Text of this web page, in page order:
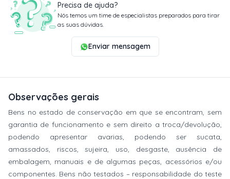
Precisa de ajuda?
Nós temos um time de especialistas preparados para tirar
as suas dúvidas.
Enviar mensagem
Observações gerais
Bens no estado de conservação em que se encontram, sem
garantia de funcionamento e sem direito a troca/devolução,
podendo apresentar avarias, podendo ser sucata,
amassados, riscos, sujeira, uso, desgaste, ausência de
embalagem, manuais e de algumas peças, acessórios e/ou
componentes. Bens não testados – responsabilidade do teste